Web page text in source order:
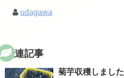
udagawa
関連記事
菊芋収穫しました